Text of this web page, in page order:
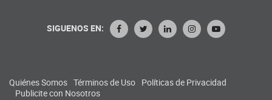
SIGUENOS EN:
Quiénes Somos Términos de Uso Políticas de Privacidad
Publicite con Nosotros